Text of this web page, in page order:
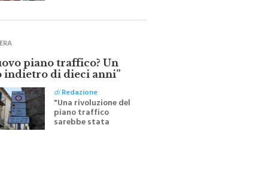
Festa del Santissimo
piano traffico? Un
indietro di dieci anni”
diRedazione
"Una rivoluzione del
piano traffico
sarebbe stata
efficace se preceduta